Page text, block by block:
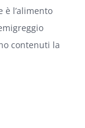
è l’alimento
contenuti la